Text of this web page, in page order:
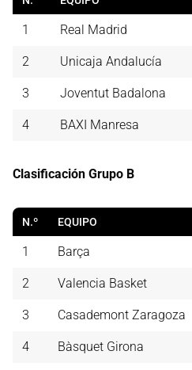
1 Real Madrid
2 Unicaja Andalucía
3 Joventut Badalona
4 BAXI Manresa
Clasificación Grupo B
N.º EQUIPO
1 Barça
2 Valencia Basket
3 Casademont Zaragoza
4 Bàsquet Girona